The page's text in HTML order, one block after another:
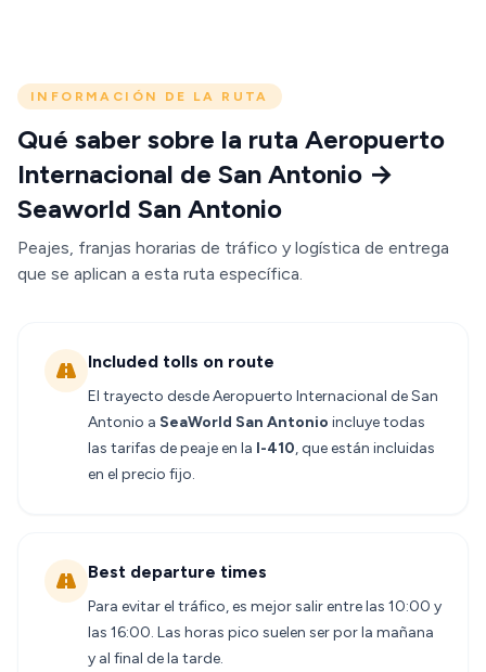
INFORMACIÓN DE LA RUTA
Qué saber sobre la ruta Aeropuerto
Internacional de San Antonio →
Seaworld San Antonio
Peajes, franjas horarias de tráfico y logística de entrega
que se aplican a esta ruta específica.
Included tolls on route
El trayecto desde Aeropuerto Internacional de San
Antonio a SeaWorld San Antonio incluye todas
las tarifas de peaje en la I-410, que están incluidas
en el precio fijo.
Best departure times
Para evitar el tráfico, es mejor salir entre las 10:00 y
las 16:00. Las horas pico suelen ser por la mañana
y al final de la tarde.